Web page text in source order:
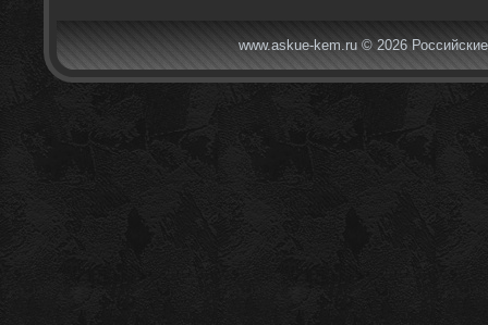
www.askue-kem.ru © 2026